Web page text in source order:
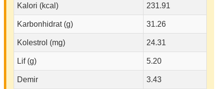
Kalori (kcal) 231.91
Karbonhidrat (g) 31.26
Kolestrol (mg) 24.31
Lif (g) 5.20
Demir 3.43